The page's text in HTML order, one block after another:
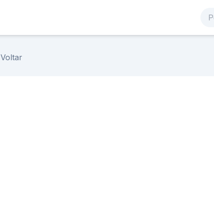
Voltar